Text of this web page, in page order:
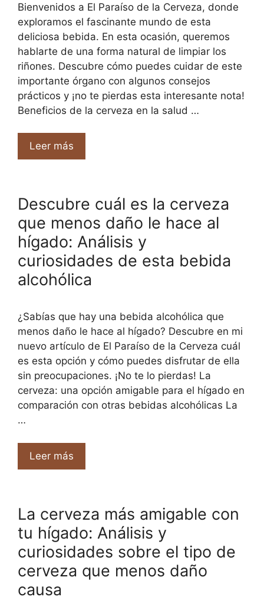
Bienvenidos a El Paraíso de la Cerveza, donde
exploramos el fascinante mundo de esta
deliciosa bebida. En esta ocasión, queremos
hablarte de una forma natural de limpiar los
riñones. Descubre cómo puedes cuidar de este
importante órgano con algunos consejos
prácticos y ¡no te pierdas esta interesante nota!
Beneficios de la cerveza en la salud …
Leer más
Descubre cuál es la cerveza
que menos daño le hace al
hígado: Análisis y
curiosidades de esta bebida
alcohólica
¿Sabías que hay una bebida alcohólica que
menos daño le hace al hígado? Descubre en mi
nuevo artículo de El Paraíso de la Cerveza cuál
es esta opción y cómo puedes disfrutar de ella
sin preocupaciones. ¡No te lo pierdas! La
cerveza: una opción amigable para el hígado en
comparación con otras bebidas alcohólicas La
…
Leer más
La cerveza más amigable con
tu hígado: Análisis y
curiosidades sobre el tipo de
cerveza que menos daño
causa